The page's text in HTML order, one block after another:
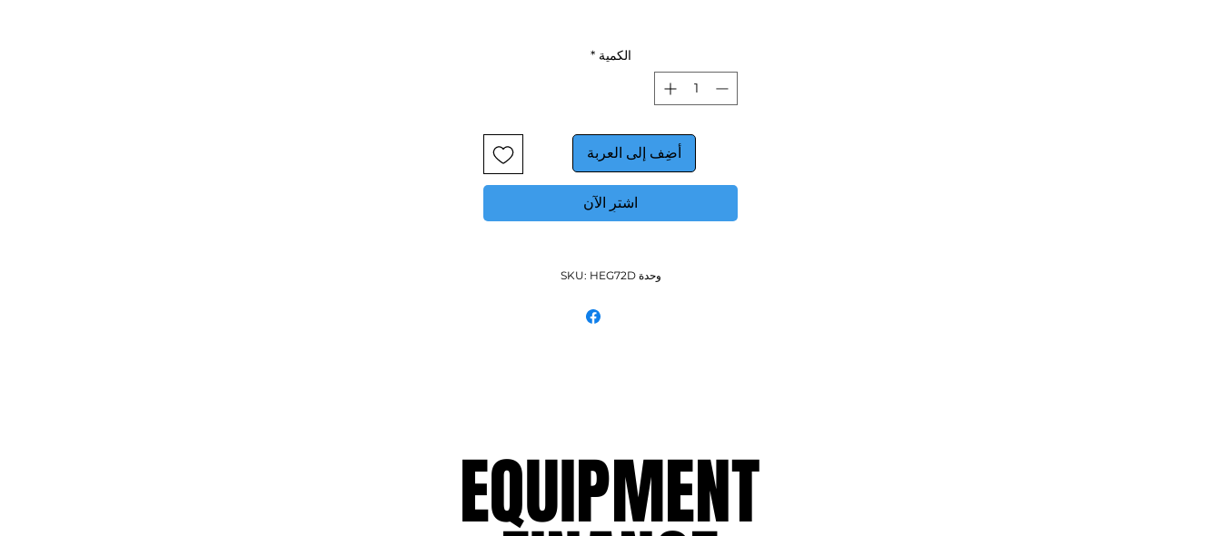
الكمية *
أضِف إلى العربة
اشترِ الآن
وحدة SKU: HEG72D
EQUIPMENT
EQUIPMENT